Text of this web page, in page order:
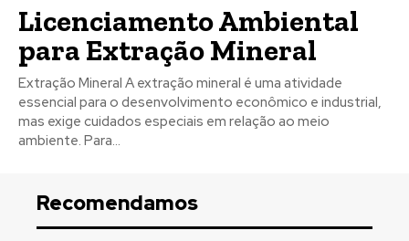
Licenciamento Ambiental
para Extração Mineral
Extração Mineral A extração mineral é uma atividade
essencial para o desenvolvimento econômico e industrial,
mas exige cuidados especiais em relação ao meio
ambiente. Para...
Recomendamos